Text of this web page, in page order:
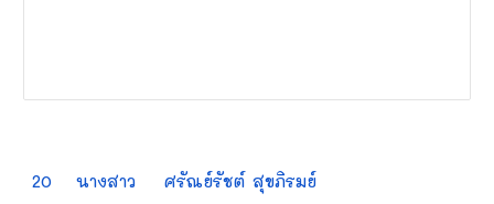
20 นางสาว ศรัณย์รัชต์ สุขภิรมย์